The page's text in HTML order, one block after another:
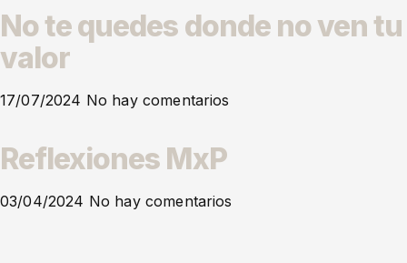
No te quedes donde no ven tu
valor
17/07/2024 No hay comentarios
Reflexiones MxP
03/04/2024 No hay comentarios